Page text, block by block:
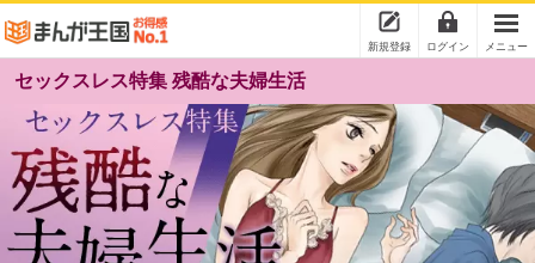
新規登録 ログイン メニュー
セックスレス特集 残酷な夫婦生活